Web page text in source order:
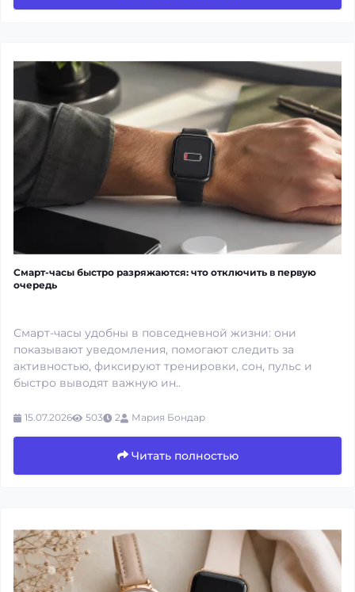
Смарт-часы быстро разряжаются: что отключить в первую
очередь
Смарт-часы удобны в повседневной жизни: они
показывают уведомления, помогают следить за
активностью, фиксируют тренировки, сон, пульс и
быстро выводят важную ин..
15.07.2026 503 2 Мария Бондар
Читать полностью